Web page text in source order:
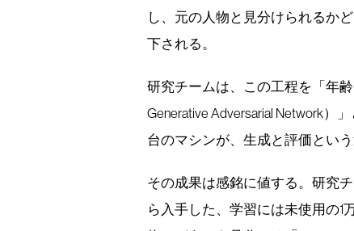
し、元の人物と見分けられるか
下される。
研究チームは、この工程を「年
Generative Adversarial Network）
台のマシンが、生成と評価とい
その成果は感銘に値する。研究
ら入手した、学習には未使用の1